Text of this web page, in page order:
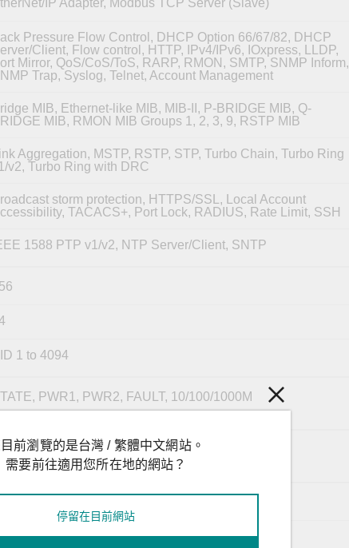
Pressure Flow Control, DHCP Option 66/67/82, DHCP
Client, Flow control, HTTP, IPv4/IPv6, IOxpress, LLDP,
Mirror, QoS/CoS/ToS, RARP, RMON, SMTP, SNMP Inform,
Trap, Syslog, Telnet, Account Management
MIB, Ethernet-like MIB, MIB-II, P-BRIDGE MIB, Q-
MIB, RMON MIB Groups 1, 2, 3, 9, RSTP MIB
Aggregation, MSTP, RSTP, STP, Turbo Chain, Turbo Ring
v2, Turbo Ring with DRC
storm protection, HTTPS/SSL, Local Account
TACACS+, Port Lock, RADIUS, Rate Limit, SSH
1588 PTP v1/v2, NTP Server/Client, SNTP
1 to 4094
PWR1, PWR2, FAULT, 10/100/1000M
A-coded male connector
dual inputs, 24/36/48/72/96/110 VDC
前瀏覽的是台灣 / 繁體中文網站。
需要前往適用您所在地的網站？
停留在目前網站